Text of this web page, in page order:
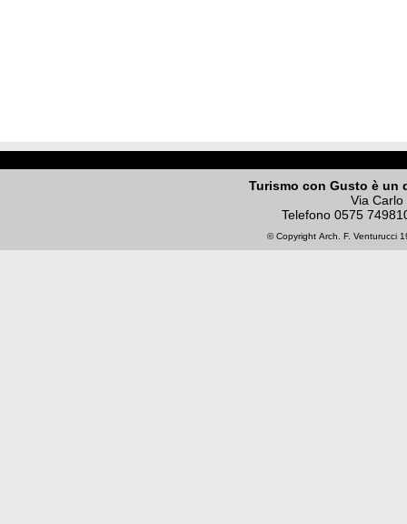
Turismo con Gusto è un
Via
Telefono 0575
© Copyright Arch. F. Venturucci